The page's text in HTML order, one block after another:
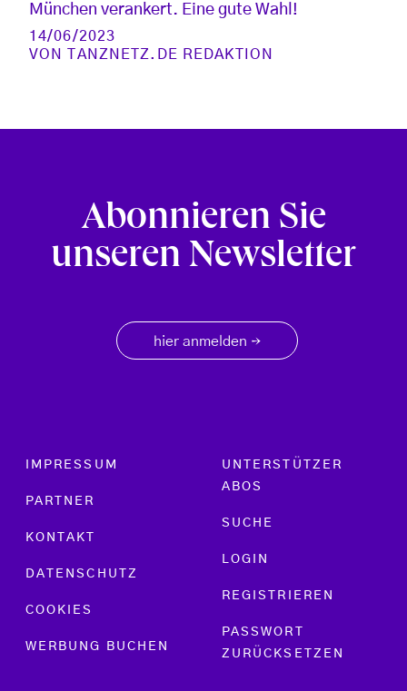
München verankert. Eine gute Wahl!
14/06/2023
VON
TANZNETZ.DE REDAKTION
Abonnieren Sie
unseren Newsletter
hier anmelden →
Footer menu
IMPRESSUM
PARTNER
KONTAKT
DATENSCHUTZ
COOKIES
WERBUNG BUCHEN
UNTERSTÜTZER
ABOS
SUCHE
LOGIN
REGISTRIEREN
PASSWORT
ZURÜCKSETZEN